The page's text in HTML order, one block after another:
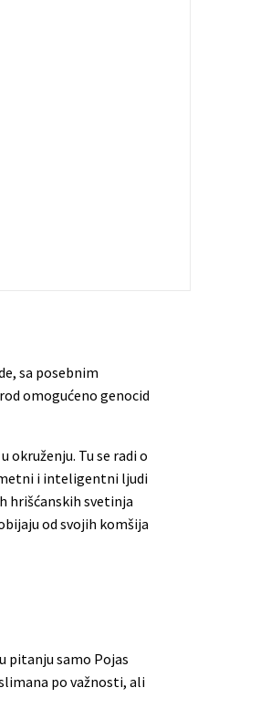
sa posebnim
omogućeno genocid
okruženju. Tu se radi o
i inteligentni ljudi
hrišćanskih svetinja
od svojih komšija
pitanju samo Pojas
po važnosti, ali